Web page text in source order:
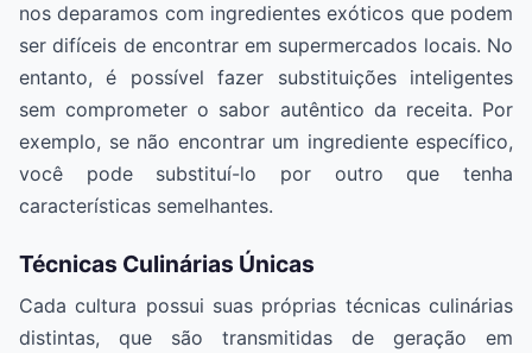
nos deparamos com ingredientes exóticos que podem
ser difíceis de encontrar em supermercados locais. No
entanto, é possível fazer substituições inteligentes
sem comprometer o sabor autêntico da receita. Por
exemplo, se não encontrar um ingrediente específico,
você pode substituí-lo por outro que tenha
características semelhantes.
Técnicas Culinárias Únicas
Cada cultura possui suas próprias técnicas culinárias
distintas, que são transmitidas de geração em